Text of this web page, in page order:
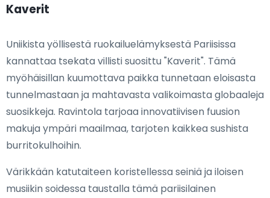
Kaverit
Uniikista yöllisestä ruokailuelämyksestä Pariisissa
kannattaa tsekata villisti suosittu "Kaverit". Tämä
myöhäisillan kuumottava paikka tunnetaan eloisasta
tunnelmastaan ja mahtavasta valikoimasta globaaleja
suosikkeja. Ravintola tarjoaa innovatiivisen fuusion
makuja ympäri maailmaa, tarjoten kaikkea sushista
burritokulhoihin.
Värikkään katutaiteen koristellessa seiniä ja iloisen
musiikin soidessa taustalla tämä pariisilainen